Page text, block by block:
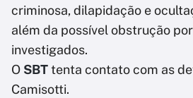
criminosa, dilapidação e
além da possível obstrução
investigados.
O SBTtenta contato com as
Camisotti.